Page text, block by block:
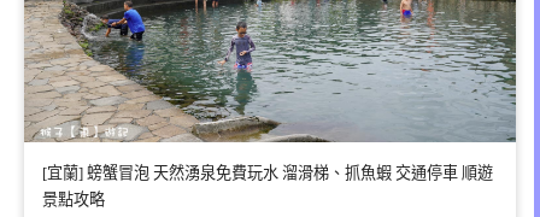
[宜蘭] 螃蟹冒泡 天然湧泉免費玩水 溜滑梯、抓魚蝦 交通停車 順遊
景點攻略